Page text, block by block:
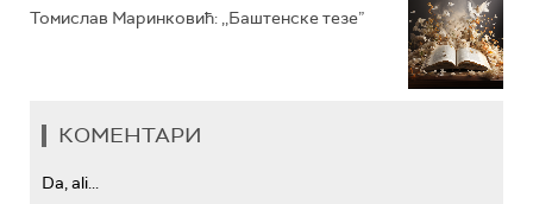
Томислав Маринковић: ,,Баштенске тезе”
КОМЕНТАРИ
Da, ali...